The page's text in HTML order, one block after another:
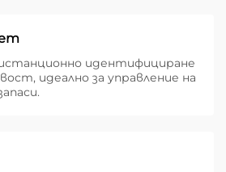
идентифициране
идеално за управление на